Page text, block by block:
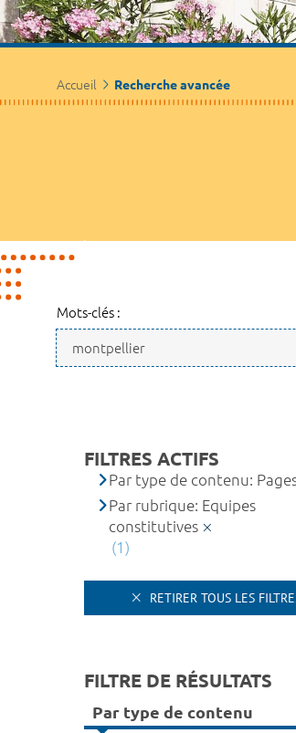
Accueil Recherche avancée
Mots-clés :
FILTRES ACTIFS
Par type de contenu:
Par rubrique: Equipes
constitutives
(1)
RETIRER TOUS LES
FILTRE DE RÉSULTATS
Par type de contenu